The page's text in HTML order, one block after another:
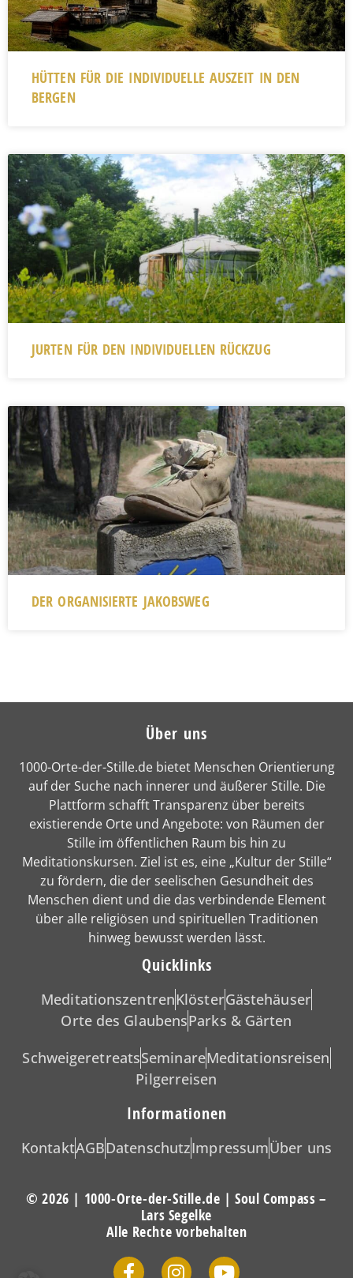
HÜTTEN FÜR DIE INDIVIDUELLE AUSZEIT IN DEN
BERGEN
JURTEN FÜR DEN INDIVIDUELLEN RÜCKZUG
DER ORGANISIERTE JAKOBSWEG
Über uns
1000-Orte-der-Stille.de bietet Menschen Orientierung
auf der Suche nach innerer und äußerer Stille. Die
Plattform schafft Transparenz über bereits
existierende Orte und Angebote: von Räumen der
Stille im öffentlichen Raum bis hin zu
Meditationskursen. Ziel ist es, eine „Kultur der Stille“
zu fördern, die der seelischen Gesundheit des
Menschen dient und die das verbindende Element
über alle religiösen und spirituellen Traditionen
hinweg bewusst werden lässt.
Quicklinks
MeditationszentrenKlösterGästehäuser
Orte des GlaubensParks & Gärten
SchweigeretreatsSeminareMeditationsreisen
Pilgerreisen
Informationen
KontaktAGBDatenschutzImpressumÜber uns
© 2026 | 1000-Orte-der-Stille.de | Soul Compass –
Lars Segelke
Alle Rechte vorbehalten